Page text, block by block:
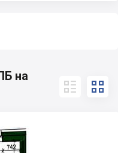
на
 